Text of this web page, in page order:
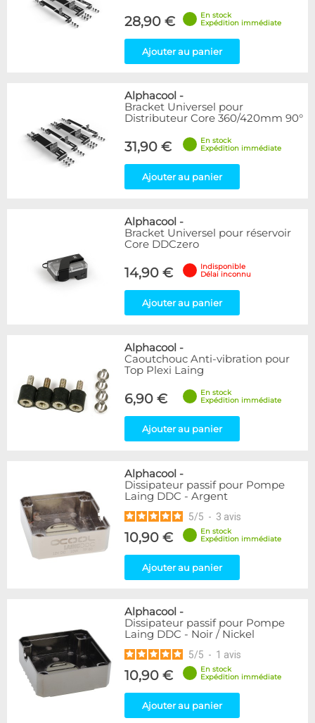
Appliquer28,90 €
En stock
Expédition immédiate
Ajouter au panier
Alphacool -
Bracket Universel pour
Distributeur Core 360/420mm 90°
31,90 €
En stock
Expédition immédiate
Ajouter au panier
Alphacool -
Bracket Universel pour réservoir
Core DDCzero
14,90 €
Indisponible
Délai inconnu
Ajouter au panier
Alphacool -
Caoutchouc Anti-vibration pour
Top Plexi Laing
6,90 €
En stock
Expédition immédiate
Ajouter au panier
Alphacool -
Dissipateur passif pour Pompe
Laing DDC - Argent
5/5 - 3 avis
10,90 €
En stock
Expédition immédiate
Ajouter au panier
Alphacool -
Dissipateur passif pour Pompe
Laing DDC - Noir / Nickel
5/5 - 1 avis
10,90 €
En stock
Expédition immédiate
Ajouter au panier